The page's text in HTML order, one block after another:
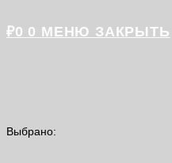
₽0 0 МЕНЮ ЗАКРЫТЬ
Выбрано: